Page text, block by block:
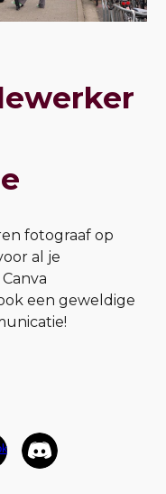
fotograaf op
al je
een geweldige